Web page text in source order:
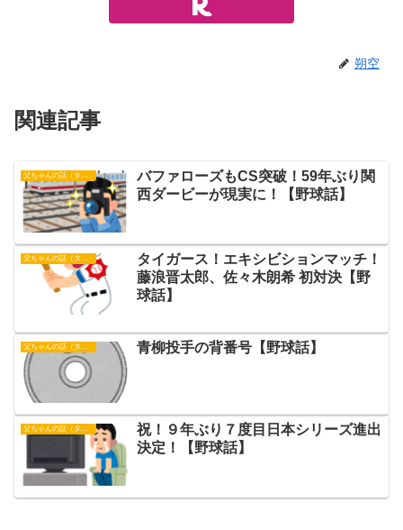
朔空
関連記事
父ちゃんの話（タイガース）
バファローズもCS突破！59年ぶり関
西ダービーが現実に！【野球話】
父ちゃんの話（タイガース）
タイガース！エキシビションマッチ！
藤浪晋太郎、佐々木朗希 初対決【野
球話】
青柳投手の背番号【野球話】
父ちゃんの話（タイガース）
祝！９年ぶり７度目日本シリーズ進出
決定！【野球話】